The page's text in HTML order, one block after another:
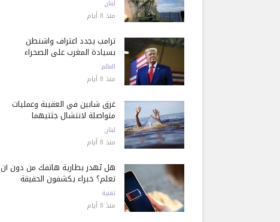
لبنان
منذ 8 أيام
ترامب يجدد اعتراف واشنطن
بسيادة المغرب على الصحراء
العالم
منذ 8 أيام
غرق شابين في العقيبة وعمليات
متواصلة لانتشال جثتيهما
لبنان
منذ 8 أيام
هل تُهدر بطارية هاتفك من دون أن
تعلم؟ خبراء يكشفون الحقيقة
تقنية
منذ 8 أيام